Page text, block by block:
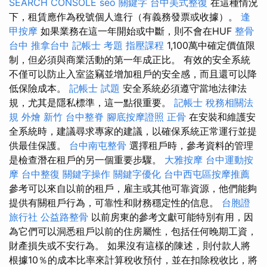
SEARCH CONSOLE seo 關鍵字 台中美式整復 在這種情況
下，租賃應作為稅號個人進行（有義務發票或收據）。 逢
甲按摩 如果業務在這一年開始或中斷，則不會在HUF 整骨
台中 推拿台中 記帳士 考題 指壓課程 1,100萬中確定價值限
制，但必須與商業活動的第一年成正比。 有效的安全系統
不僅可以防止入室盜竊並增加租戶的安全感，而且還可以降
低保險成本。 記帳士 試題 安全系統必須遵守當地法律法
規，尤其是隱私標準，這一點很重要。 記帳士 稅務相關法
規 外燴 新竹 台中整脊 腳底按摩證照 正骨 在安裝和維護安
全系統時，建議尋求專家的建議，以確保系統正常運行並提
供最佳保護。 台中南屯整骨 選擇租戶時，參考資料的管理
是檢查潛在租戶的另一個重要步驟。 大雅按摩 台中運動按
摩 台中整復 關鍵字操作 關鍵字優化 台中西屯區按摩推薦
參考可以來自以前的租戶，雇主或其他可靠資源，他們能夠
提供有關租戶行為，可靠性和財務穩定性的信息。 台胞證
旅行社 公益路整骨 以前房東的參考文獻可能特別有用，因
為它們可以洞悉租戶以前的住房屬性，包括任何晚期工資，
財產損失或不安行為。 如果沒有這樣的陳述，則付款人將
根據10％的成本比率來計算稅收預付，並在扣除稅收比，將